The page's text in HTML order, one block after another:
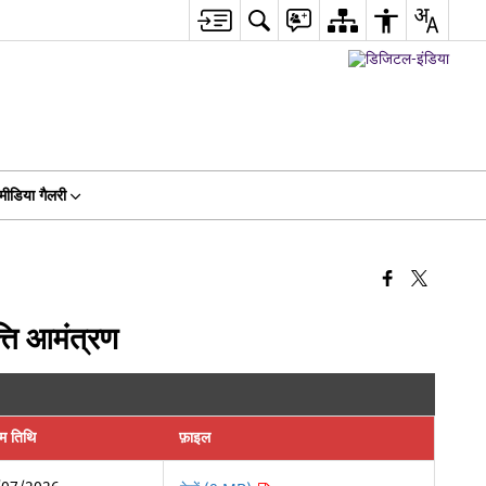
गैलरी
आमंत्रण
तिथि फ़ाइल